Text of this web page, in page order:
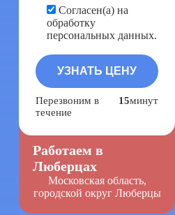
Согласен(а) на
обработку
персональных данных.
Перезвоним в
течение
15минут
Работаем в
Люберцах
Московская область,
городской округ Люберцы